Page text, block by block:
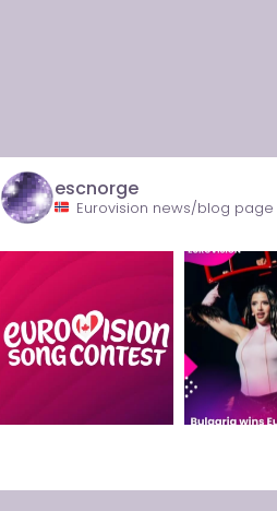
escnorge
Eurovision news/blog page